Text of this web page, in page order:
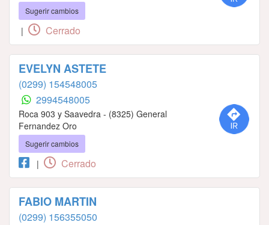
Sugerir cambios
| Cerrado
EVELYN ASTETE
(0299) 154548005
2994548005
Roca 903 y Saavedra - (8325) General
Fernandez Oro
Sugerir cambios
| Cerrado
FABIO MARTIN
(0299) 156355050